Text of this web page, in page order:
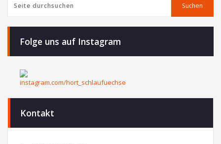
Suchen
Folge uns auf Instagram
Kontakt